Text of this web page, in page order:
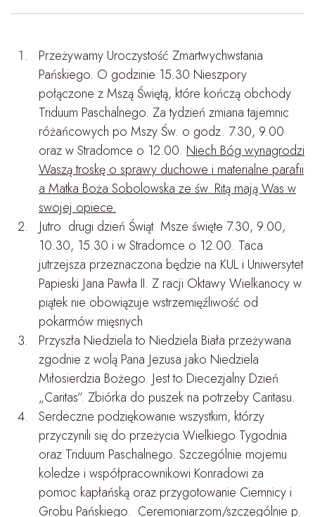
Przeżywamy Uroczystość Zmartwychwstania
Pańskiego. O godzinie 15.30 Nieszpory
połączone z Mszą Świętą, które kończą obchody
Triduum Paschalnego. Za tydzień zmiana tajemnic
różańcowych po Mszy Św. o godz. 7.30, 9.00
oraz w Stradomce o 12.00. Niech Bóg wynagrodzi
Waszą troskę o sprawy duchowe i materialne parafii
a Matka Boża Sobolowska ze św. Ritą mają Was w
swojej opiece.
Jutro drugi dzień Świąt. Msze święte 7.30, 9.00,
10.30, 15.30 i w Stradomce o 12.00. Taca
jutrzejsza przeznaczona będzie na KUL i Uniwersytet
Papieski Jana Pawła II. Z racji Oktawy Wielkanocy w
piątek nie obowiązuje wstrzemięźliwość od
pokarmów mięsnych
Przyszła Niedziela to Niedziela Biała przeżywana
zgodnie z wolą Pana Jezusa jako Niedziela
Miłosierdzia Bożego. Jest to Diecezjalny Dzień
„Caritas”. Zbiórka do puszek na potrzeby Caritasu.
Serdeczne podziękowanie wszystkim, którzy
przyczynili się do przeżycia Wielkiego Tygodnia
oraz Triduum Paschalnego. Szczególnie mojemu
koledze i współpracownikowi Konradowi za
pomoc kapłańską oraz przygotowanie Ciemnicy i
Grobu Pańskiego. Ceremoniarzom/szczególnie p.